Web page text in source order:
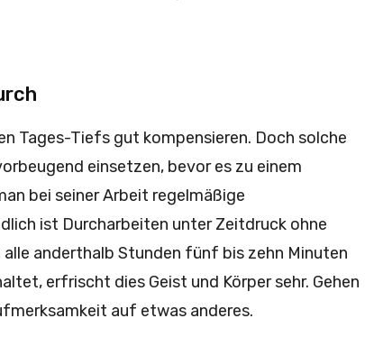
Tages-Tiefs gut kompensieren. Doch solche
einsetzen, bevor es zu einem
bei seiner Arbeit regelmäßige
ist Durcharbeiten unter Zeitdruck ohne
anderthalb Stunden fünf bis zehn Minuten
erfrischt dies Geist und Körper sehr. Gehen
auf etwas anderes.